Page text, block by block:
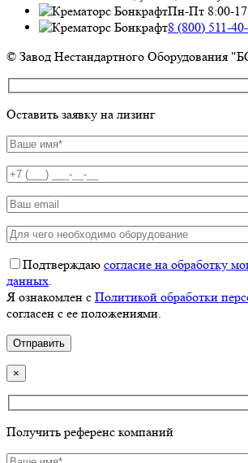
Пн-Пт 8:00-
8 (800) 511-
© Завод Нестандартного Оборудования
Оставить заявку на лизинг
Подтверждаю согласие на обработку
данных.
Я ознакомлен с Политикой обработки
согласен с ее положениями.
×
Получить референс компаний